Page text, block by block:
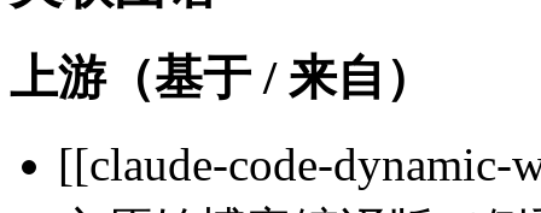
上游（基于 / 来自）
[[claude-code-